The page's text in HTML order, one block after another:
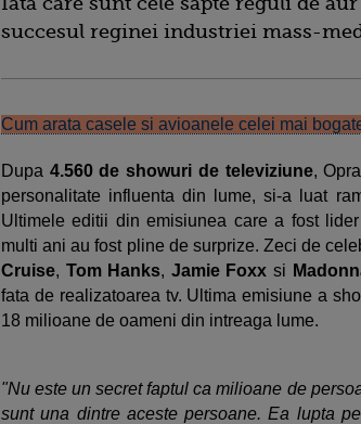
succesul reginei industriei mass-
Cum arata casele si avioanele celei mai
Dupa 4.560 de showuri de televiziune,
personalitate influenta din lume, si-a luat
Ultimele editii din emisiunea care a fost
multi ani au fost pline de surprize. Zeci de
Cruise, Tom Hanks, Jamie Foxx si
fata de realizatoarea tv. Ultima emisiune a
18 milioane de oameni din intreaga lume.
"Nu este un secret faptul ca milioane de
sunt una dintre aceste persoane. Ea lupta